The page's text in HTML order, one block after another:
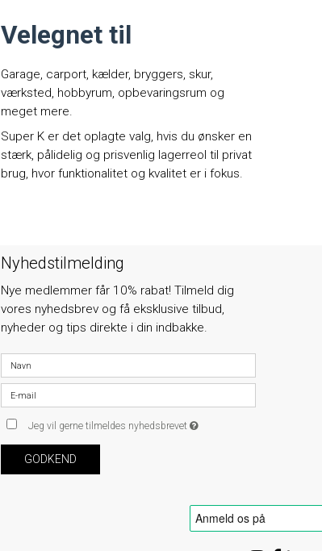
Velegnet til
Garage, carport, kælder, bryggers, skur,
værksted, hobbyrum, opbevaringsrum og
meget mere.
Super K er det oplagte valg, hvis du ønsker en
stærk, pålidelig og prisvenlig lagerreol til privat
brug, hvor funktionalitet og kvalitet er i fokus.
Nyhedstilmelding
Nye medlemmer får 10% rabat! Tilmeld dig
vores nyhedsbrev og få eksklusive tilbud,
nyheder og tips direkte i din indbakke.
Jeg vil gerne tilmeldes nyhedsbrevet
GODKEND